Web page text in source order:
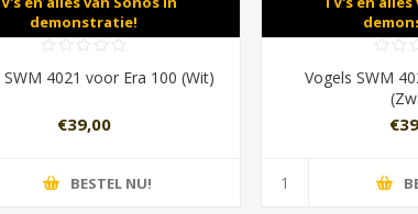
demonstratie!
SWM 4021 voor Era 100 (Wit)
€39,00
BESTEL NU!
Vogels SWM